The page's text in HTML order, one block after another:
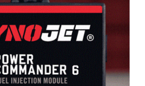
plusieurs
variations.
Les
options
peuvent